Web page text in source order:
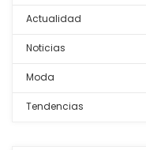
Actualidad
Noticias
Moda
Tendencias